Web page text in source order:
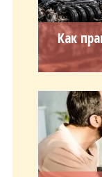
Как